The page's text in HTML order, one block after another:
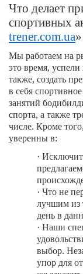
Что делает
спортивных
trener.com.ua
Мы работаем на
это время,
также, создать
в себя
занятий
спорта, а также
числе. Кроме
уверенны в:
·
· Что не
лучшим из
день в
· Наши
выбор.
упор для